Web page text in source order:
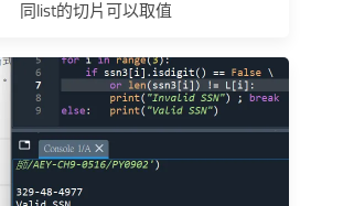
同list的切片可以取值